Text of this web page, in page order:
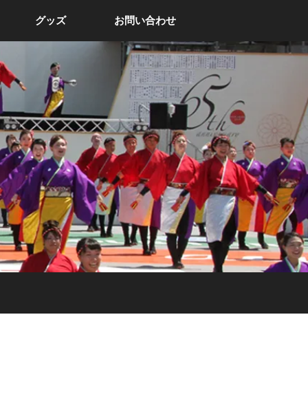
グッズ お問い合わせ